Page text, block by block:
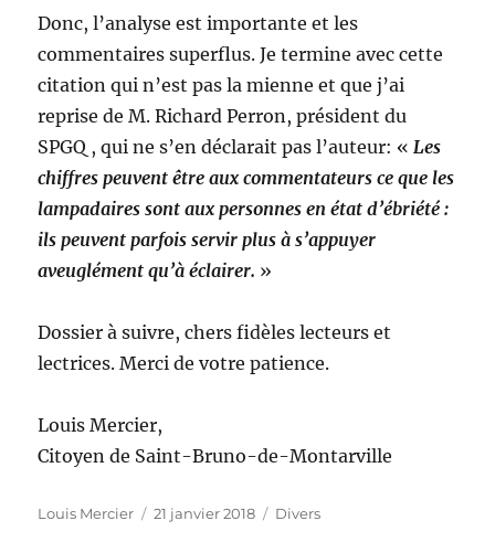
Donc, l’analyse est importante et les
commentaires superflus. Je termine avec cette
citation qui n’est pas la mienne et que j’ai
reprise de M. Richard Perron, président du
SPGQ , qui ne s’en déclarait pas l’auteur: « Les
chiffres peuvent être aux commentateurs ce que les
lampadaires sont aux personnes en état d’ébriété :
ils peuvent parfois servir plus à s’appuyer
aveuglément qu’à éclairer. »
Dossier à suivre, chers fidèles lecteurs et
lectrices. Merci de votre patience.
Louis Mercier,
Citoyen de Saint-Bruno-de-Montarville
Auteur
Louis Mercier
Publié
21 janvier 2018 Catégories
Divers